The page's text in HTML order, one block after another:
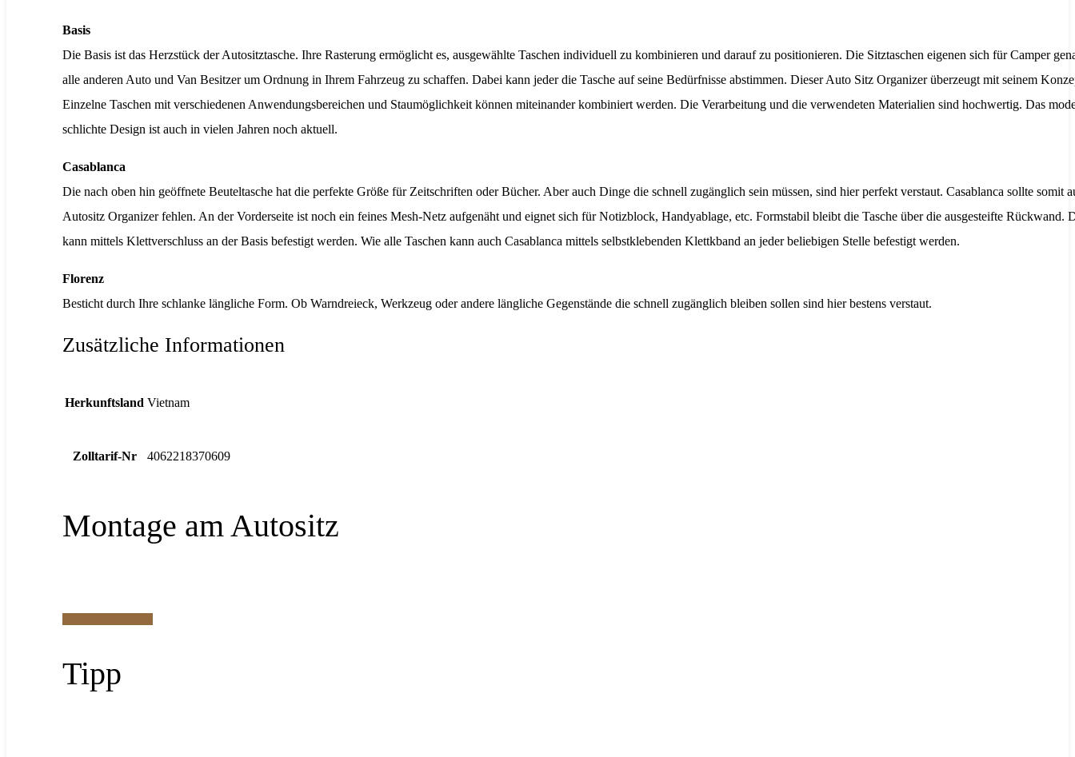
Basis
Die Basis ist das Herzstück der Autositztasche. Ihre Rasterung ermöglicht es, ausgewählte Taschen individuell zu kombinieren und darauf zu positionieren. Die Sitztaschen eigenen sich für Camper
alle anderen Auto und Van Besitzer um Ordnung in Ihrem Fahrzeug zu schaffen. Dabei kann jeder die Tasche auf seine Bedürfnisse abstimmen. Dieser Auto Sitz Organizer überzeugt mit seinem
Einzelne Taschen mit verschiedenen Anwendungsbereichen und Staumöglichkeit können miteinander kombiniert werden. Die Verarbeitung und die verwendeten Materialien sind hochwertig. Das
schlichte Design ist auch in vielen Jahren noch aktuell.
Casablanca
Die nach oben hin geöffnete Beuteltasche hat die perfekte Größe für Zeitschriften oder Bücher. Aber auch Dinge die schnell zugänglich sein müssen, sind hier perfekt verstaut. Casablanca sollte somit
Autositz Organizer fehlen. An der Vorderseite ist noch ein feines Mesh-Netz aufgenäht und eignet sich für Notizblock, Handyablage, etc. Formstabil bleibt die Tasche über die ausgesteifte Rückwand.
kann mittels Klettverschluss an der Basis befestigt werden. Wie alle Taschen kann auch Casablanca mittels selbstklebenden Klettkband an jeder beliebigen Stelle befestigt werden.
Florenz
Besticht durch Ihre schlanke längliche Form. Ob Warndreieck, Werkzeug oder andere längliche Gegenstände die schnell zugänglich bleiben sollen sind hier bestens verstaut.
Zusätzliche Informationen
Herkunftsland Vietnam
Zolltarif-Nr 4062218370609
Montage am Autositz
Tipp